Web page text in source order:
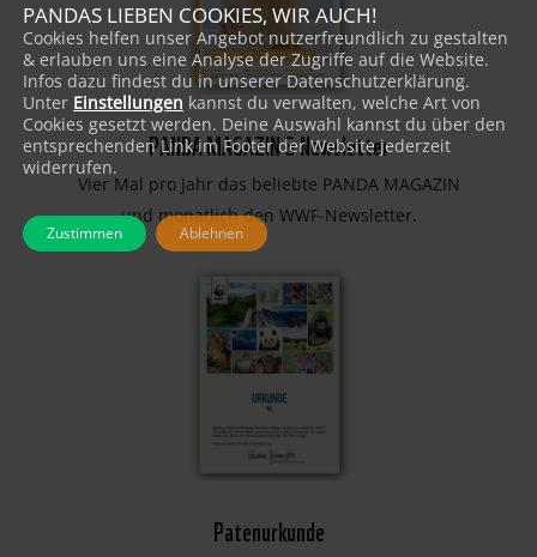
PANDA MAGAZIN & Newsletter
Vier Mal pro Jahr das beliebte PANDA MAGAZIN
und monatlich den WWF-Newsletter.
Patenurkunde
PANDAS LIEBEN COOKIES, WIR AUCH!
Cookies helfen unser Angebot nutzerfreundlich zu gestalten
& erlauben uns eine Analyse der Zugriffe auf die Website.
Infos dazu findest du in unserer Datenschutzerklärung.
Unter Einstellungen kannst du verwalten, welche Art von
Cookies gesetzt werden. Deine Auswahl kannst du über den
entsprechenden Link im Footer der Website jederzeit
widerrufen.
Zustimmen Ablehnen